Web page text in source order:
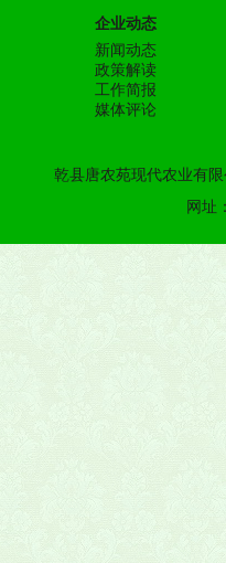
企业动态
新闻动态
政策解读
工作简报
媒体评论
乾县唐农苑现代农业有
网址